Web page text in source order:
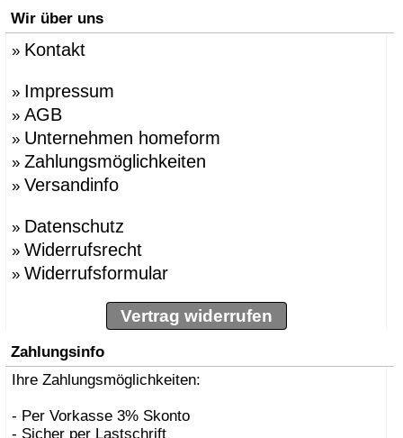
Wir über uns
» Kontakt
» Impressum
» AGB
» Unternehmen homeform
» Zahlungsmöglichkeiten
» Versandinfo
» Datenschutz
» Widerrufsrecht
» Widerrufsformular
Vertrag widerrufen
Zahlungsinfo
Ihre Zahlungsmöglichkeiten:
- Per Vorkasse 3% Skonto
- Sicher per Lastschrift